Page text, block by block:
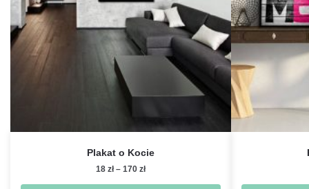
Plakat o Kocie
18 zł – 170 złZakres